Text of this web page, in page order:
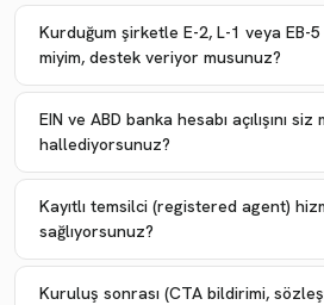
Kurduğum şirketle E-2, L-1 veya EB-
miyim, destek veriyor musunuz?
EIN ve ABD banka hesabı açılışını siz
hallediyorsunuz?
Kayıtlı temsilci (registered agent)
sağlıyorsunuz?
Kuruluş sonrası (CTA bildirimi,